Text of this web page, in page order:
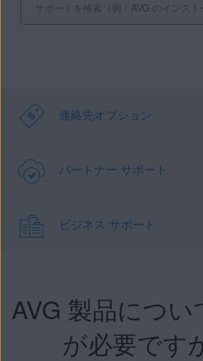
連絡先オプション
パートナー サポート
ビジネス サポート
AVG 製品につ
が必要です